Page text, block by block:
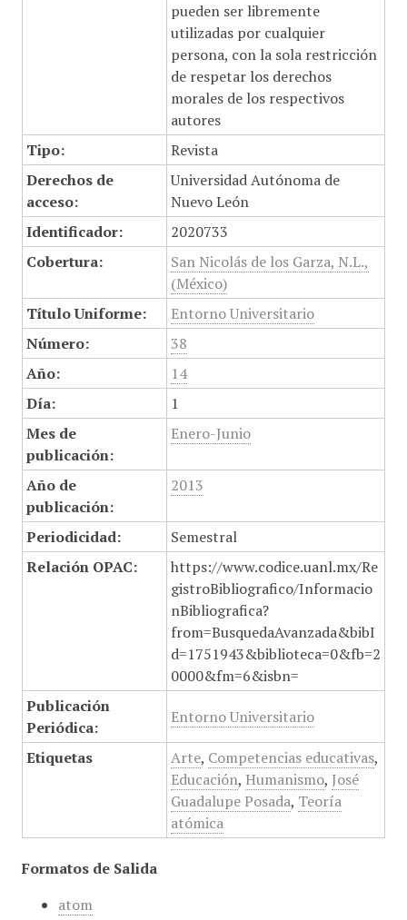
pueden ser libremente
utilizadas por cualquier
persona, con la sola restricción
de respetar los derechos
morales de los respectivos
autores
Tipo:
Revista
Derechos de
acceso:
Universidad Autónoma de
Nuevo León
Identificador:
2020733
Cobertura:
San Nicolás de los Garza, N.L.,
(México)
Título Uniforme:
Entorno Universitario
Número:
38
Año:
14
Día:
1
Mes de
publicación:
Enero-Junio
Año de
publicación:
2013
Periodicidad:
Semestral
Relación OPAC:
https://www.codice.uanl.mx/Re
gistroBibliografico/Informacio
nBibliografica?
from=BusquedaAvanzada&bibI
d=1751943&biblioteca=0&fb=2
0000&fm=6&isbn=
Publicación
Periódica:
Entorno Universitario
Etiquetas Arte, Competencias educativas,
Educación, Humanismo, José
Guadalupe Posada, Teoría
atómica
Formatos de Salida
atom